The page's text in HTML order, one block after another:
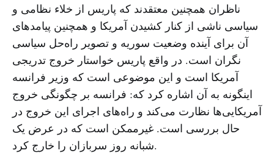
ناظران همچنین معتقدند که پاریس از خلاء نظامی و
سیاسی ناشی از کنار کشیدن آمریکا و همچنین پیامدهای
آن برای آینده وضعیت سوریه و تصویر راه‌حل سیاسی
نگران است. در واقع پاریس خواستار خروج تدریجی
آمریکا است و این موضوعی است که وزیر فرانسه
اینگونه به آن اشاره کرد که: فرانسه بر چگونگی خروج
آمریکایی‌ها نظارت می‌کند و راه‌های اجرای این خروج در
حال بررسی است. غیرممکن است که در عرض یک
شبانه روز سربازان را خارج کرد.